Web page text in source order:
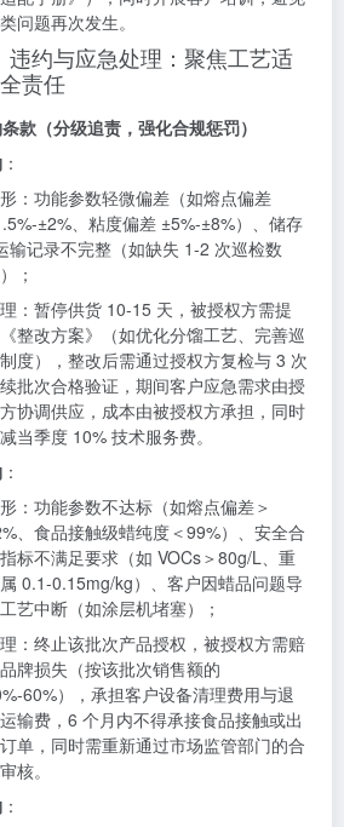
问题再次发生。
违约与应急处理：聚焦工艺适
责任
款（分级追责，强化合规惩罚）
：
：功能参数轻微偏差（如熔点偏差
±2%、粘度偏差 ±5%-±8%）、储存
输记录不完整（如缺失 1-2 次巡检数
；
：暂停供货 10-15 天，被授权方需提
整改方案》（如优化分馏工艺、完善巡
度），整改后需通过授权方复检与 3 次
批次合格验证，期间客户应急需求由授
协调供应，成本由被授权方承担，同时
当季度 10% 技术服务费。
：
：功能参数不达标（如熔点偏差＞
、食品接触级蜡纯度＜99%）、安全合
标不满足要求（如 VOCs＞80g/L、重
0.1-0.15mg/kg）、客户因蜡品问题导
艺中断（如涂层机堵塞）；
：终止该批次产品授权，被授权方需赔
牌损失（按该批次销售额的
60%），承担客户设备清理费用与退
输费，6 个月内不得承接食品接触或出
单，同时需重新通过市场监管部门的合
核。
：